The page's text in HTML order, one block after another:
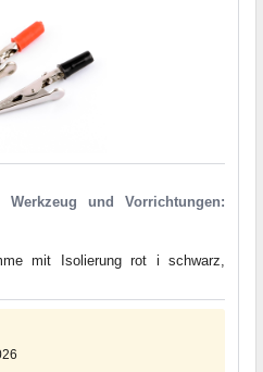
Werkzeug und Vorrichtungen:
mit Isolierung rot і schwarz,